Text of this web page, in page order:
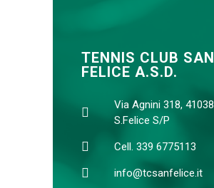
TENNIS CLUB SAN
FELICE A.S.D.
Via Agnini 318, 41038
S.Felice S/P
Cell. 339 6775113
info@tcsanfelice.it